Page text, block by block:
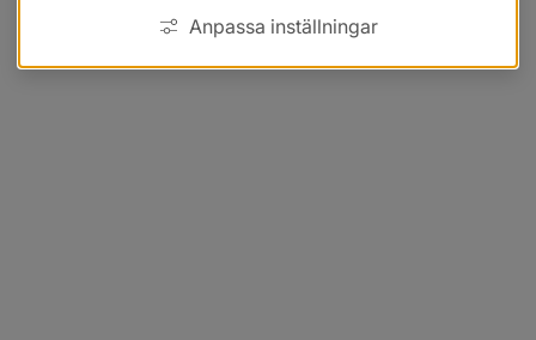
Anpassa inställningar